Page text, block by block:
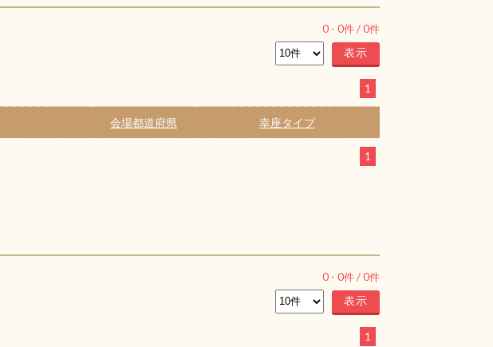
0 - 0件 /0件
1
会場都道府県 幸座タイプ
1
0 - 0件 /0件
1